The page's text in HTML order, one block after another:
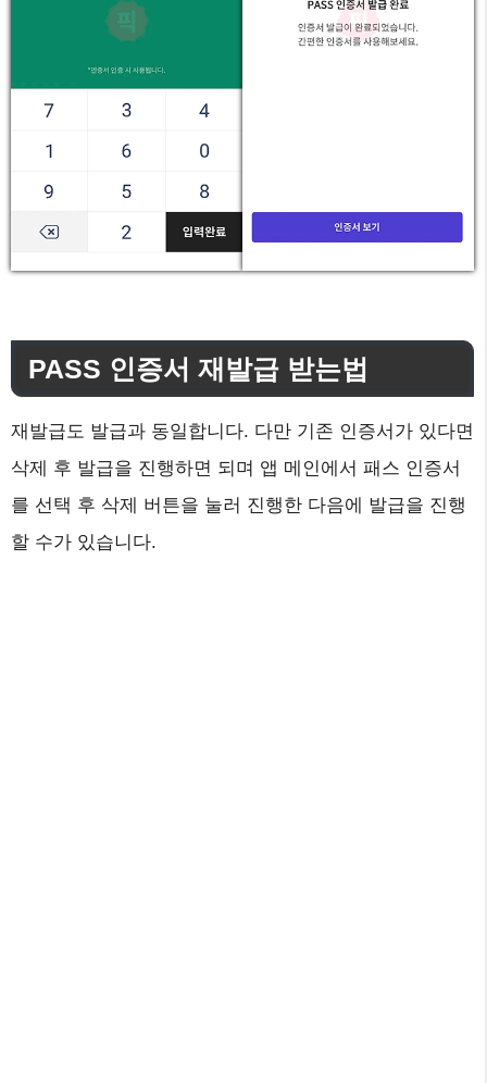
PASS 인증서 재발급 받는법
재발급도 발급과 동일합니다. 다만 기존 인증서가 있다면
삭제 후 발급을 진행하면 되며 앱 메인에서 패스 인증서
를 선택 후 삭제 버튼을 눌러 진행한 다음에 발급을 진행
할 수가 있습니다.